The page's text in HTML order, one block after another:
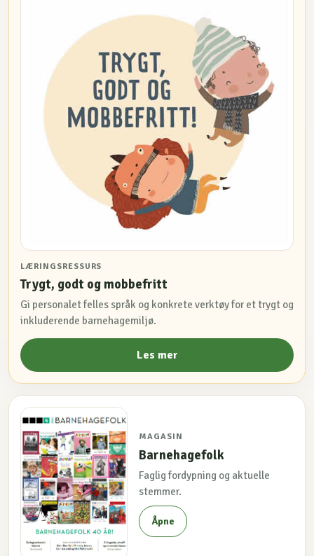
LÆRINGSRESSURS
Trygt, godt og mobbefritt
Gi personalet felles språk og konkrete verktøy for et trygt og
inkluderende barnehagemiljø.
Les mer
MAGASIN
Barnehagefolk
Faglig fordypning og aktuelle
stemmer.
Åpne